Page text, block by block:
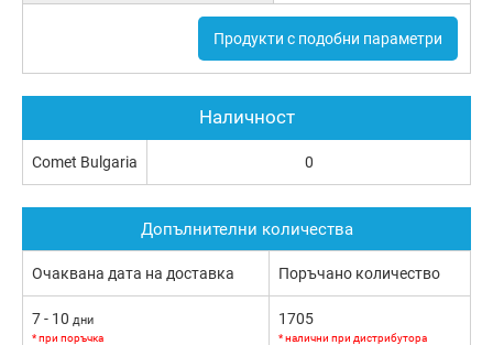
Продукти с подобни параметри
Наличност
Comet Bulgaria 0
Допълнителни количества
Очаквана дата на доставка Поръчано количество
7 - 10 дни
* при поръчка
1705
* налични при дистрибутора